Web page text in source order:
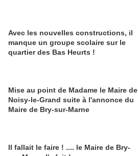
Avec les nouvelles constructions, il
manque un groupe scolaire sur le
quartier des Bas Heurts !
Mise au point de Madame le Maire de
Noisy-le-Grand suite à l'annonce du
Maire de Bry-sur-Marne
Il fallait le faire ! .... le Maire de Bry-